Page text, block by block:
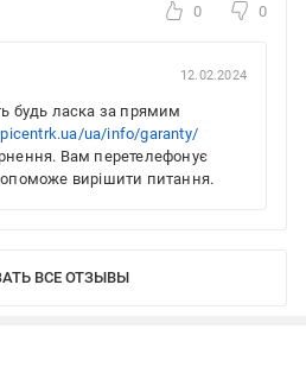
0 0
12.02.2024
будь ласка за прямим
ua/info/garanty/
Вам перетелефонує
вирішити питання.
ВСЕ ОТЗЫВЫ